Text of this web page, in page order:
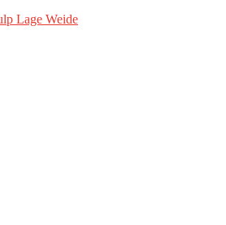
Lage Weide